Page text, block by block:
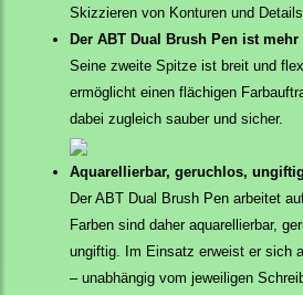
Skizzieren von Konturen und
Der ABT Dual Brush Pen ist
Seine zweite Spitze ist breit und
ermöglicht einen flächigen
dabei zugleich sauber und sicher.
Aquarellierbar, geruchlos, ungiftig
Der ABT Dual Brush Pen arbeitet
Farben sind daher aquarellierbar,
ungiftig. Im Einsatz erweist er sich
– unabhängig vom jeweiligen